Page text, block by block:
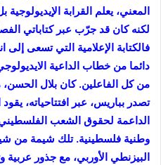
المعني، يعلم القرابة الإيديولوجية
لكنه كان قد جرّب عبر كتاباتي
فالكتابة الإعلامية التي تسعى إلى
دائما من خطاب الداعية
من كل الفاعلين. كان بلال
تصدر بباريس، عبر افتتاحياته،
الداعمة لحقوق الشعب الفلسطيني
وطنية فلسطينية. تلك شيمة من
البيزنطي الأوربي، مع جذور